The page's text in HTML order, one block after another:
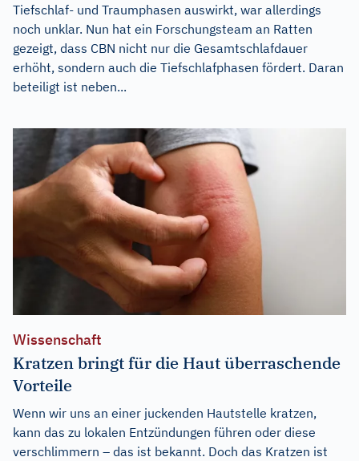
Tiefschlaf- und Traumphasen auswirkt, war allerdings
noch unklar. Nun hat ein Forschungsteam an Ratten
gezeigt, dass CBN nicht nur die Gesamtschlafdauer
erhöht, sondern auch die Tiefschlafphasen fördert. Daran
beteiligt ist neben...
Wissenschaft
Kratzen bringt für die Haut überraschende
Vorteile
Wenn wir uns an einer juckenden Hautstelle kratzen,
kann das zu lokalen Entzündungen führen oder diese
verschlimmern – das ist bekannt. Doch das Kratzen ist